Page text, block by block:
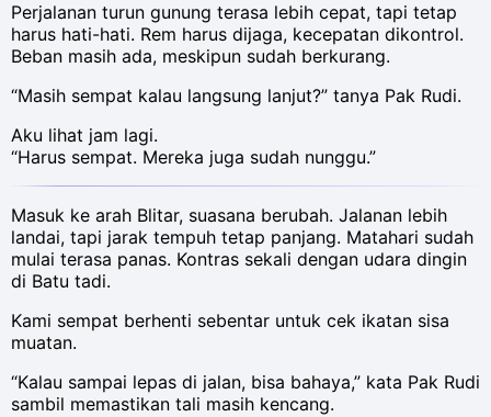
Perjalanan turun gunung terasa lebih cepat, tapi tetap
harus hati-hati. Rem harus dijaga, kecepatan dikontrol.
Beban masih ada, meskipun sudah berkurang.
“Masih sempat kalau langsung lanjut?” tanya Pak Rudi.
Aku lihat jam lagi.
“Harus sempat. Mereka juga sudah nunggu.”
Masuk ke arah Blitar, suasana berubah. Jalanan lebih
landai, tapi jarak tempuh tetap panjang. Matahari sudah
mulai terasa panas. Kontras sekali dengan udara dingin
di Batu tadi.
Kami sempat berhenti sebentar untuk cek ikatan sisa
muatan.
“Kalau sampai lepas di jalan, bisa bahaya,” kata Pak Rudi
sambil memastikan tali masih kencang.